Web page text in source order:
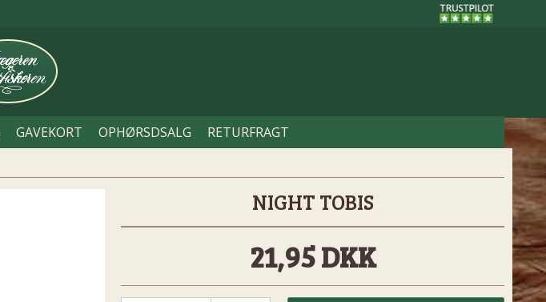
GAVEKORT OPHØRSDSALG RETURFRAGT
NIGHT TOBIS
21,95 DKK